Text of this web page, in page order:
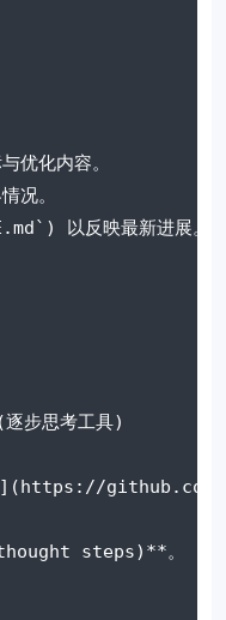
优化内容。
况。
以反映最新进展。
思考工具)
github.com/
steps)**。